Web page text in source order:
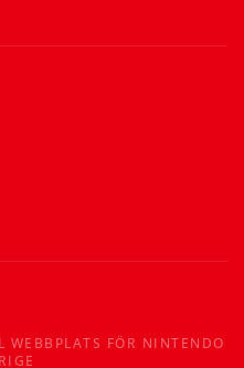
WEBBPLATS FÖR NINTENDO